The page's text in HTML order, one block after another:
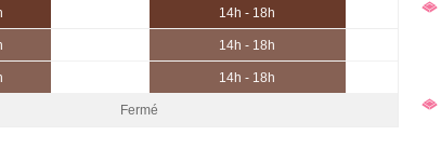
14h - 18h
14h - 18h
14h - 18h
Fermé